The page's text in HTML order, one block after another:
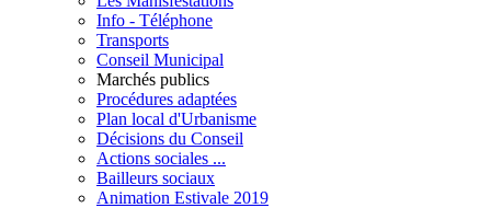
Info - Téléphone
Transports
Conseil Municipal
Marchés publics
Procédures adaptées
Plan local d'Urbanisme
Décisions du Conseil
Actions sociales ...
Bailleurs sociaux
Animation Estivale 2019